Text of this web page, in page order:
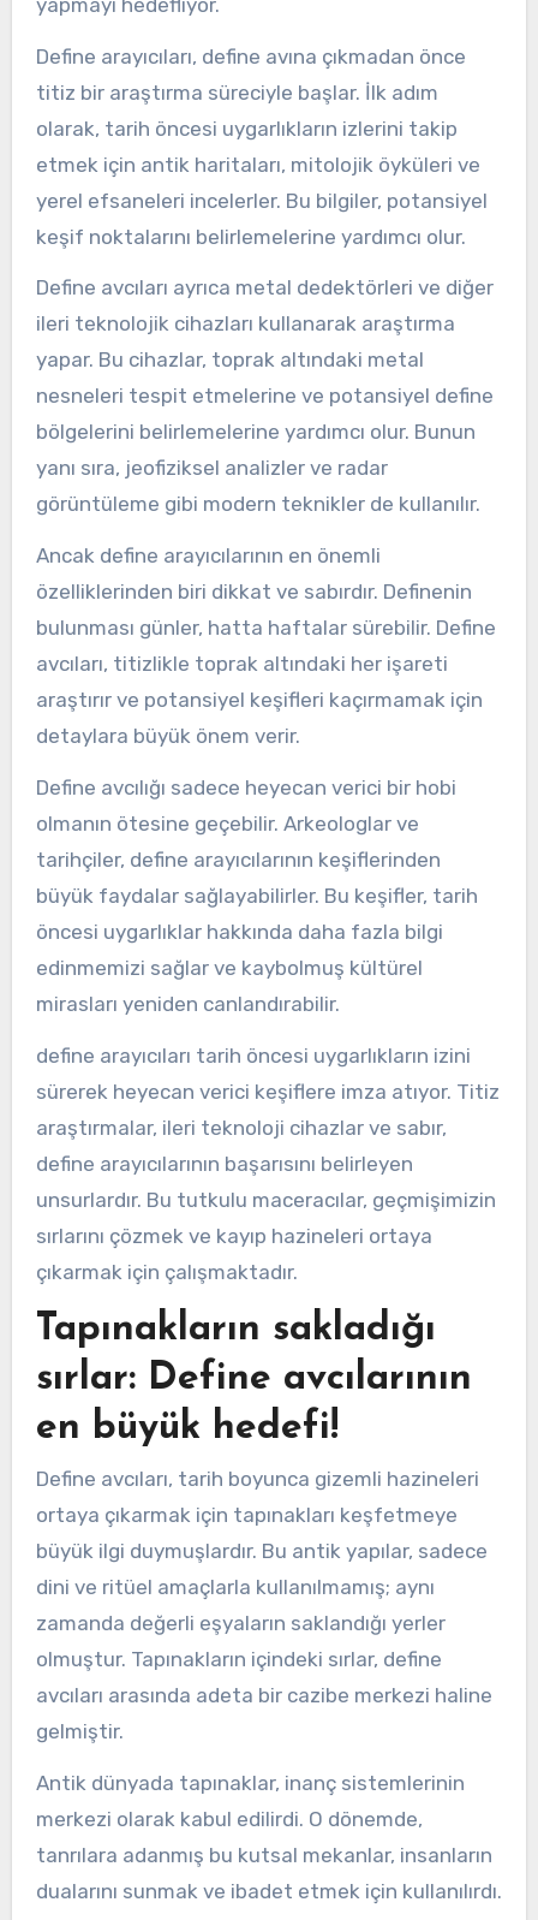
Define arayıcıları, define avına çıkmadan önce
titiz bir araştırma süreciyle başlar. İlk adım
olarak, tarih öncesi uygarlıkların izlerini takip
etmek için antik haritaları, mitolojik öyküleri ve
yerel efsaneleri incelerler. Bu bilgiler, potansiyel
keşif noktalarını belirlemelerine yardımcı olur.
Define avcıları ayrıca metal dedektörleri ve diğer
ileri teknolojik cihazları kullanarak araştırma
yapar. Bu cihazlar, toprak altındaki metal
nesneleri tespit etmelerine ve potansiyel define
bölgelerini belirlemelerine yardımcı olur. Bunun
yanı sıra, jeofiziksel analizler ve radar
görüntüleme gibi modern teknikler de kullanılır.
Ancak define arayıcılarının en önemli
özelliklerinden biri dikkat ve sabırdır. Definenin
bulunması günler, hatta haftalar sürebilir. Define
avcıları, titizlikle toprak altındaki her işareti
araştırır ve potansiyel keşifleri kaçırmamak için
detaylara büyük önem verir.
Define avcılığı sadece heyecan verici bir hobi
olmanın ötesine geçebilir. Arkeologlar ve
tarihçiler, define arayıcılarının keşiflerinden
büyük faydalar sağlayabilirler. Bu keşifler, tarih
öncesi uygarlıklar hakkında daha fazla bilgi
edinmemizi sağlar ve kaybolmuş kültürel
mirasları yeniden canlandırabilir.
define arayıcıları tarih öncesi uygarlıkların izini
sürerek heyecan verici keşiflere imza atıyor. Titiz
araştırmalar, ileri teknoloji cihazlar ve sabır,
define arayıcılarının başarısını belirleyen
unsurlardır. Bu tutkulu maceracılar, geçmişimizin
sırlarını çözmek ve kayıp hazineleri ortaya
çıkarmak için çalışmaktadır.
Tapınakların sakladığı
sırlar: Define avcılarının
en büyük hedefi!
Define avcıları, tarih boyunca gizemli hazineleri
ortaya çıkarmak için tapınakları keşfetmeye
büyük ilgi duymuşlardır. Bu antik yapılar, sadece
dini ve ritüel amaçlarla kullanılmamış; aynı
zamanda değerli eşyaların saklandığı yerler
olmuştur. Tapınakların içindeki sırlar, define
avcıları arasında adeta bir cazibe merkezi haline
gelmiştir.
Antik dünyada tapınaklar, inanç sistemlerinin
merkezi olarak kabul edilirdi. O dönemde,
tanrılara adanmış bu kutsal mekanlar, insanların
dualarını sunmak ve ibadet etmek için kullanılırdı.